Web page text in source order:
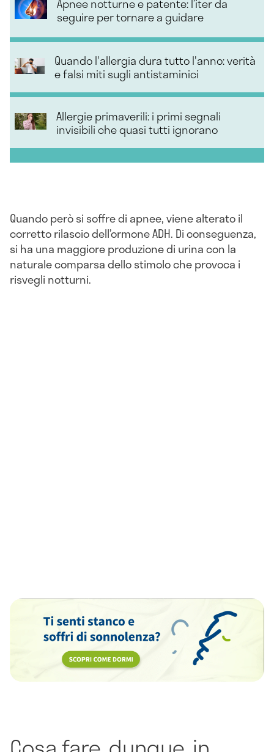
Apnee notturne e patente: l’iter da
seguire per tornare a guidare
Quando l'allergia dura tutto l'anno: verità
e falsi miti sugli antistaminici
Allergie primaverili: i primi segnali
invisibili che quasi tutti ignorano
Quando però si soffre di apnee, viene alterato il
corretto rilascio dell’ormone ADH. Di conseguenza,
si ha una maggiore produzione di urina con la
naturale comparsa dello stimolo che provoca i
risvegli notturni.